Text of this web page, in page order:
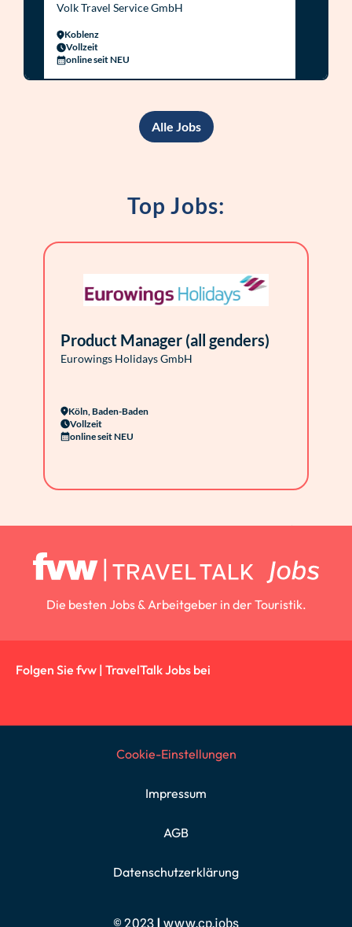
Volk Travel Service GmbH
Koblenz
Vollzeit
online seit NEU
Alle Jobs
Top Jobs:
Product Manager (all genders)
Eurowings Holidays GmbH
Köln, Baden-Baden
Vollzeit
online seit NEU
Die besten Jobs & Arbeitgeber in der Touristik.
Folgen Sie fvw | TravelTalk Jobs bei
Cookie-Einstellungen
Impressum
AGB
Datenschutzerklärung
© 2023 www.cp.jobs